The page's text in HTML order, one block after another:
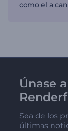
como el
Únase
Sea de los
últimas